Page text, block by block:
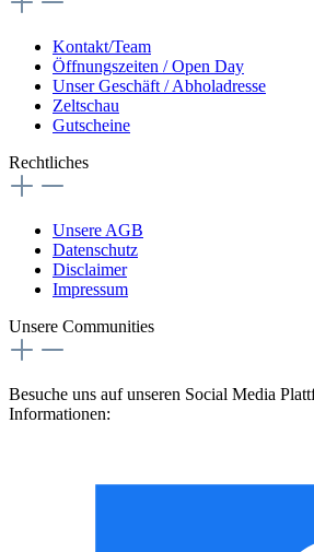
Kontakt/Team
Öffnungszeiten / Open Day
Unser Geschäft / Abholadresse
Zeltschau
Gutscheine
Rechtliches
Unsere AGB
Datenschutz
Disclaimer
Impressum
Unsere Communities
Besuche uns auf unseren Social Media
Informationen: